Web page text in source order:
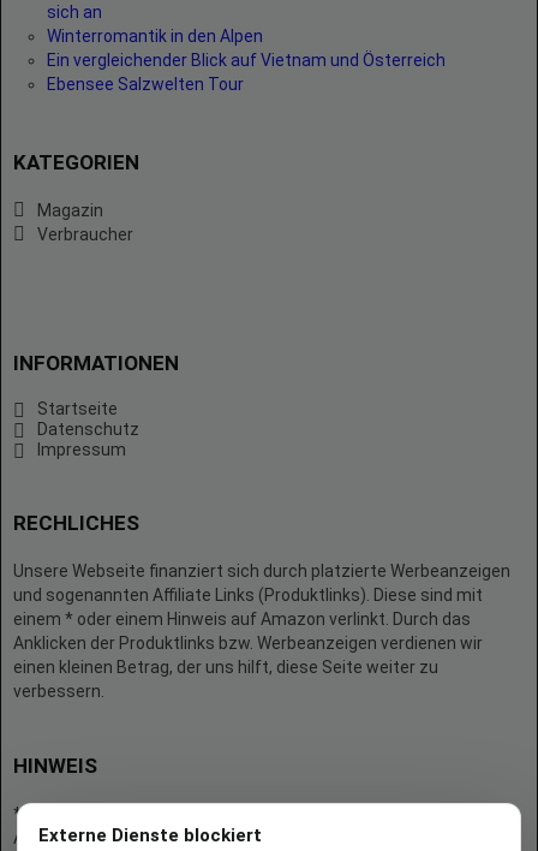
sich an
Winterromantik in den Alpen
Ein vergleichender Blick auf Vietnam und Österreich
Ebensee Salzwelten Tour
KATEGORIEN
Magazin
Verbraucher
INFORMATIONEN
Startseite
Datenschutz
Impressum
RECHLICHES
Unsere Webseite finanziert sich durch platzierte Werbeanzeigen
und sogenannten Affiliate Links (Produktlinks). Diese sind mit
einem * oder einem Hinweis auf Amazon verlinkt. Durch das
Anklicken der Produktlinks bzw. Werbeanzeigen verdienen wir
einen kleinen Betrag, der uns hilft, diese Seite weiter zu
verbessern.
HINWEIS
* = Afilliate-Link (=Werbung)
Als Amazon-Partner verdient der Seitenbetreiber an qualifizierten
Externe Dienste blockiert